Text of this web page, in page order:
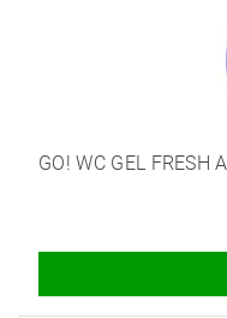
GO! WC GEL FRESH